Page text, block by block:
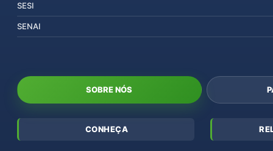
SESI
SENAI
SOBRE NÓS
CONHEÇA